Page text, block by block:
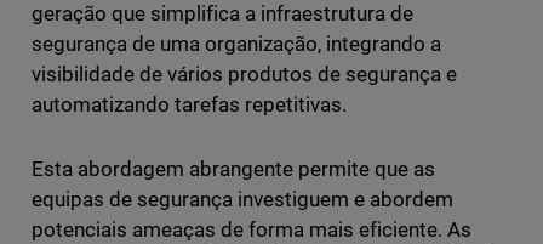
geração que simplifica a infraestrutura de
segurança de uma organização, integrando a
visibilidade de vários produtos de segurança e
automatizando tarefas repetitivas.
Esta abordagem abrangente permite que as
equipas de segurança investiguem e abordem
potenciais ameaças de forma mais eficiente. As